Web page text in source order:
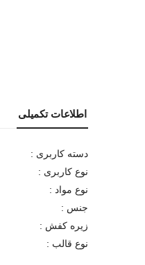
اطلاعات تکمیلی
دسته کاربری :
نوع کاربری :
نوع مواد :
جنس :
زیره کفش :
نوع قالب :